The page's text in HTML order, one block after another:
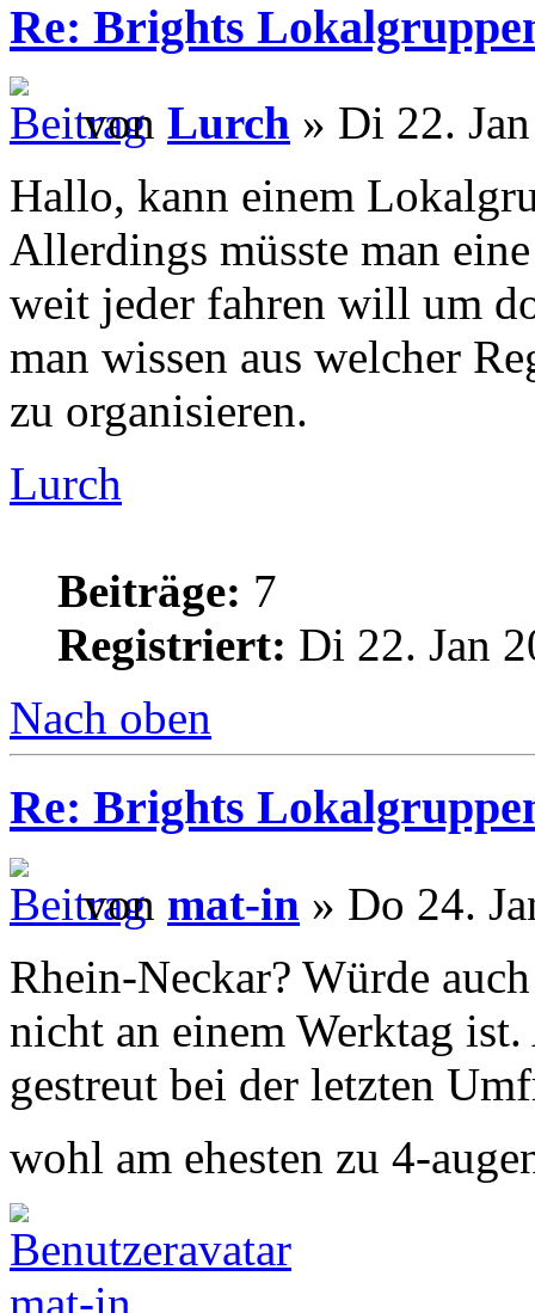
Re: Brights
von Lurch » Di 22.
Hallo, kann einem
Allerdings müsste man
weit jeder fahren will um
man wissen aus welcher
zu organisieren.
Lurch
Beiträge: 7
Registriert: Di 22. Jan
Nach oben
Re: Brights
von mat-in » Do 24.
Rhein-Neckar? Würde
nicht an einem Werktag
gestreut bei der letzten
wohl am ehesten zu 4-
mat-in